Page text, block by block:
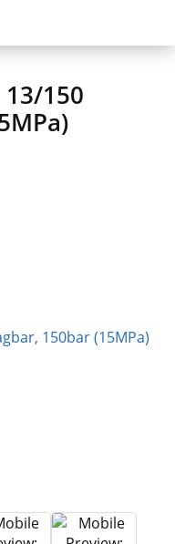
13/150